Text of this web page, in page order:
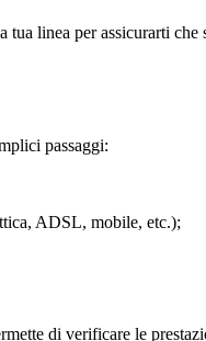
linea per assicurarti
passaggi:
ADSL, mobile, etc.);
di verificare le